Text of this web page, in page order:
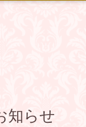
知らせ